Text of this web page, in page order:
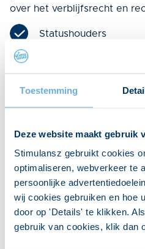
Toestemming
Deze website maakt gebruik
Stimulansz gebruikt cookies
optimaliseren, webverkeer te
persoonlijke
wij cookies gebruiken en hoe
door op 'Details' te klikken.
gebruik van cookies, klik dan
over het verblijfsrecht en
Statushouders
Derdelanders
De handreiking dient als
ondersteunt gemeenten bij
recht op bijstand van
een melding aan de IND
opgenomen in de
Download de